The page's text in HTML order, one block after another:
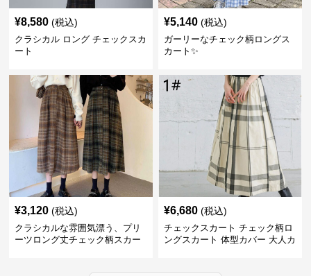
¥8,580 (税込)
クラシカル ロング チェックスカ
ート
¥5,140 (税込)
ガーリーなチェック柄ロングス
カート✨
¥3,120 (税込)
クラシカルな雰囲気漂う、プリ
ーツロング丈チェック柄スカー
¥6,680 (税込)
チェックスカート チェック柄ロ
ングスカート 体型カバー 大人カ